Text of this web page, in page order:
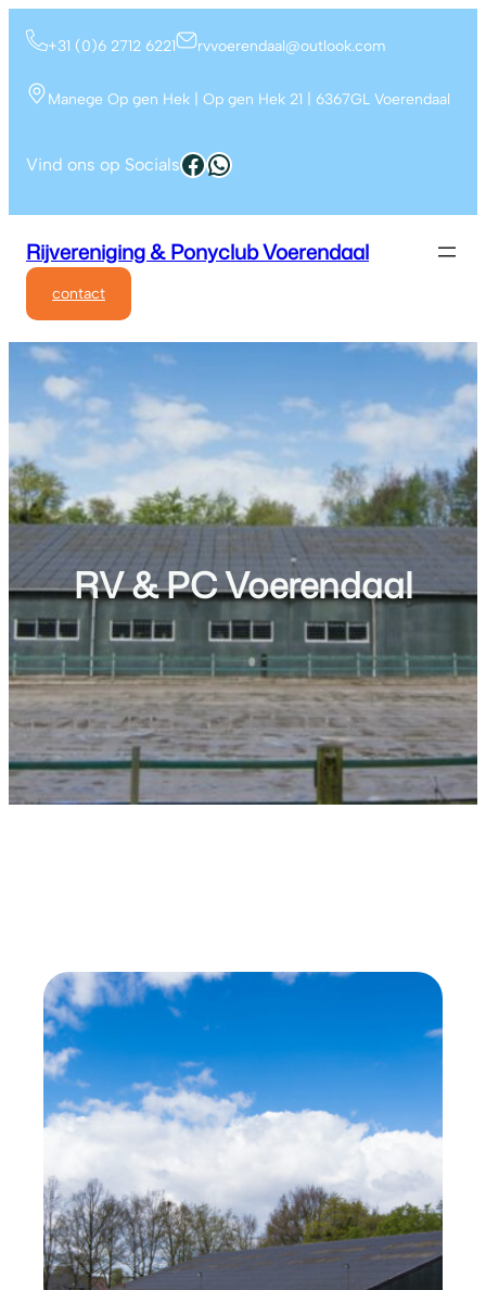
+31 (0)6 2712 6221 rvvoerendaal@outlook.com
Manege Op gen Hek | Op gen Hek 21 | 6367GL Voerendaal
Vind ons op Socials
Rijvereniging & Ponyclub Voerendaal
contact
RV & PC Voerendaal